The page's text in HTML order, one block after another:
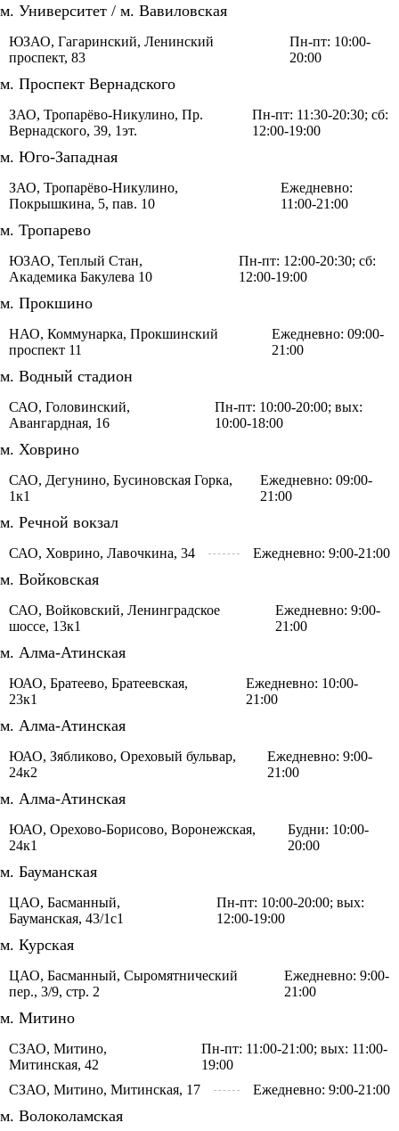
м. Университет / м. Вавиловская
ЮЗАО, Гагаринский, Ленинский
проспект, 83
Пн-пт: 10:00-
20:00
м. Проспект Вернадского
ЗАО, Тропарёво-Никулино, Пр.
Вернадского, 39, 1эт.
Пн-пт: 11:30-20:30; сб:
12:00-19:00
м. Юго-Западная
ЗАО, Тропарёво-Никулино,
Покрышкина, 5, пав. 10
Ежедневно:
11:00-21:00
м. Тропарево
ЮЗАО, Теплый Стан,
Академика Бакулева 10
Пн-пт: 12:00-20:30; сб:
12:00-19:00
м. Прокшино
НАО, Коммунарка, Прокшинский
проспект 11
Ежедневно: 09:00-
21:00
м. Водный стадион
САО, Головинский,
Авангардная, 16
Пн-пт: 10:00-20:00; вых:
10:00-18:00
м. Ховрино
САО, Дегунино, Бусиновская Горка,
1к1
Ежедневно: 09:00-
21:00
м. Речной вокзал
САО, Ховрино, Лавочкина, 34 Ежедневно: 9:00-21:00
м. Войковская
САО, Войковский, Ленинградское
шоссе, 13к1
Ежедневно: 9:00-
21:00
м. Алма-Атинская
ЮАО, Братеево, Братеевская,
23к1
Ежедневно: 10:00-
21:00
м. Алма-Атинская
ЮАО, Зябликово, Ореховый бульвар,
24к2
Ежедневно: 9:00-
21:00
м. Алма-Атинская
ЮАО, Орехово-Борисово, Воронежская,
24к1
Будни: 10:00-
20:00
м. Бауманская
ЦАО, Басманный,
Бауманская, 43/1с1
Пн-пт: 10:00-20:00; вых:
12:00-19:00
м. Курская
ЦАО, Басманный, Сыромятнический
пер., 3/9, стр. 2
Ежедневно: 9:00-
21:00
м. Митино
СЗАО, Митино,
Митинская, 42
Пн-пт: 11:00-21:00; вых: 11:00-
19:00
СЗАО, Митино, Митинская, 17
Ежедневно: 9:00-21:00
м. Волоколамская